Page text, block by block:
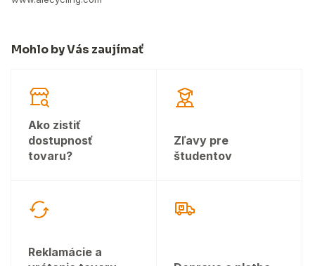
Mohlo by Vás zaujímať
Ako zistiť
dostupnosť
tovaru?
Zľavy pre
študentov
Reklamácie a